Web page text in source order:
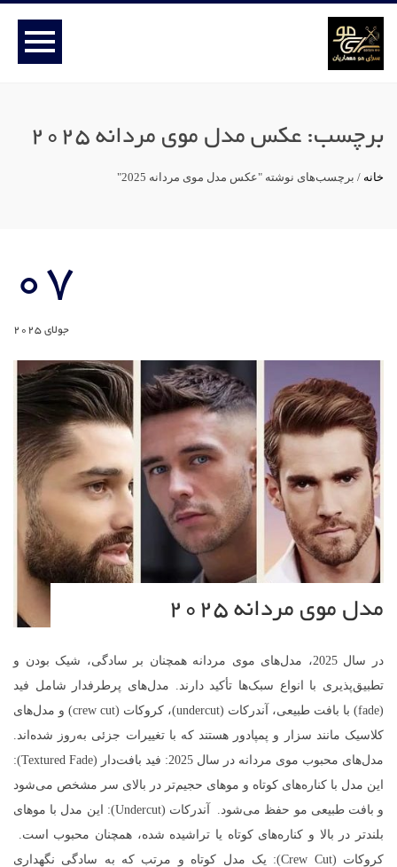
برچسب: عکس مدل موی مردانه 2025
خانه / برچسب‌های نوشته "عکس مدل موی مردانه 2025"
07
جولای 2025
مدل موی مردانه 2025
در سال 2025، مدل‌های موی مردانه همچنان بر سادگی، شیک بودن و
تطبیق‌پذیری با انواع سبک‌ها تأکید دارند. مدل‌های پرطرفدار شامل فید
(fade) با بافت طبیعی، آندرکات (undercut)، کروکات (crew cut) و مدل‌های
کلاسیک مانند سزار و پمپادور هستند که با تغییرات جزئی به‌روز شده‌اند.
مدل‌های محبوب موی مردانه در سال 2025: فید بافت‌دار (Textured Fade):
این مدل با کناره‌های کوتاه و موهای حجیم‌تر در بالای سر مشخص می‌شود
و بافت طبیعی مو حفظ می‌شود. آندرکات (Undercut): این مدل با موهای
بلندتر در بالا و کناره‌های کوتاه یا تراشیده شده، همچنان محبوب است.
کروکات (Crew Cut): یک مدل کوتاه و مرتب که به سادگی نگهداری